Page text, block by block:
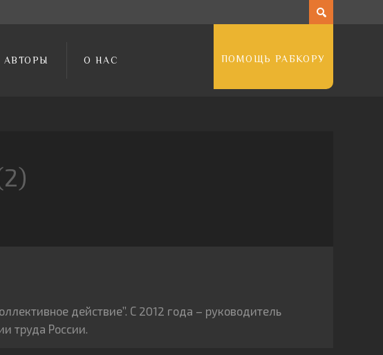
АВТОРЫ О НАС ПОМОЩЬ РАБКОРУ
2
действие”. С 2012 года – руководитель
труда России.